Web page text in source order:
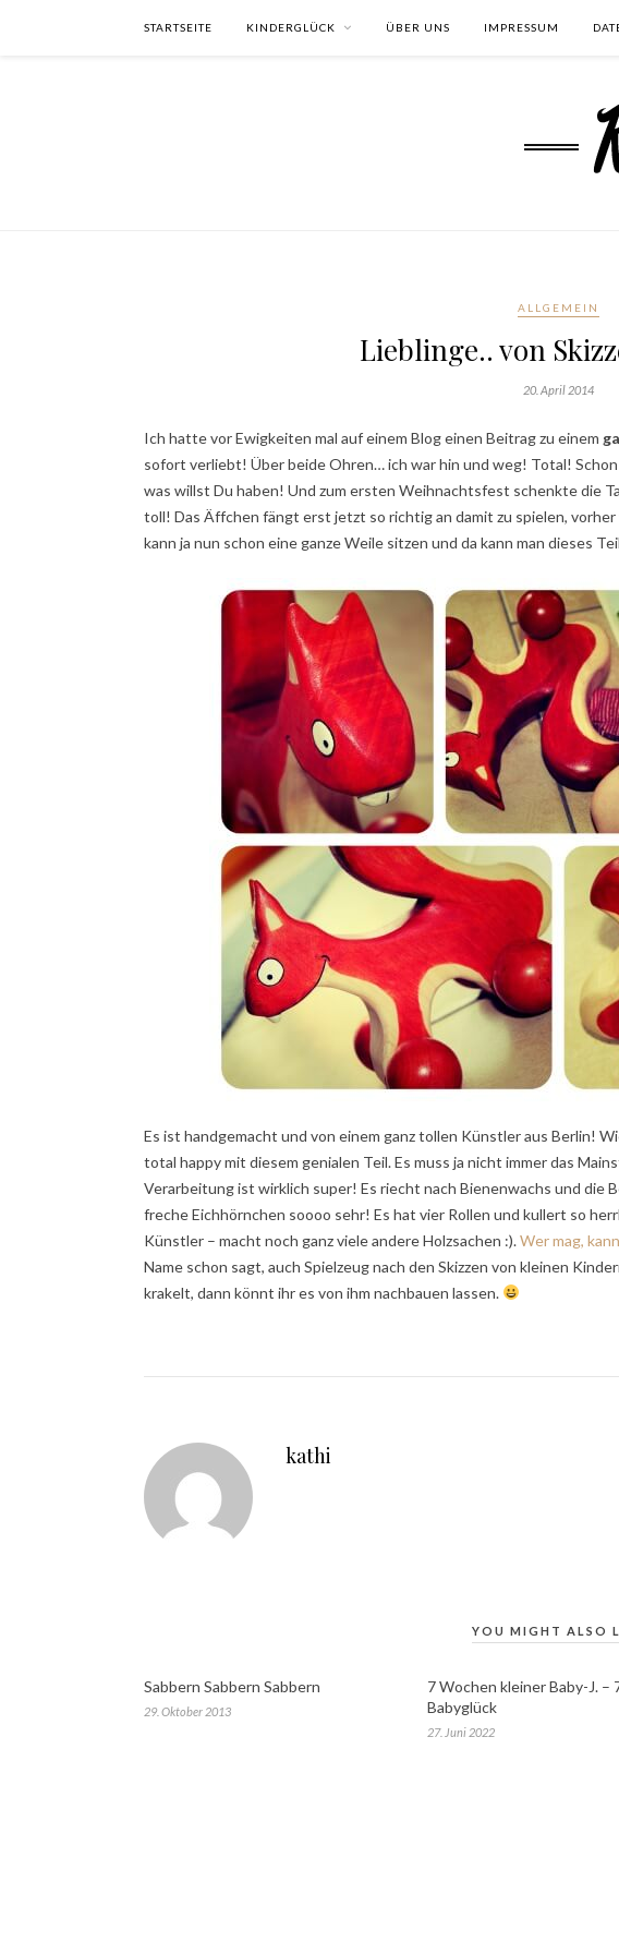
STARTSEITE KINDERGLÜCK ÜBER UNS IMPRESSUM
ALLGEMEIN
Lieblinge.. von
20. April 2014
Ich hatte vor Ewigkeiten mal auf einem Blog einen Beitrag zu einem
sofort verliebt! Über beide Ohren… ich war hin und weg! Total!
was willst Du haben! Und zum ersten Weihnachtsfest schenkte die
toll! Das Äffchen fängt erst jetzt so richtig an damit zu spielen,
kann ja nun schon eine ganze Weile sitzen und da kann man dieses
Es ist handgemacht und von einem ganz tollen Künstler aus Berlin!
total happy mit diesem genialen Teil. Es muss ja nicht immer das
Verarbeitung ist wirklich super! Es riecht nach Bienenwachs und die
freche Eichhörnchen soooo sehr! Es hat vier Rollen und kullert so
Künstler – macht noch ganz viele andere Holzsachen :).Wer mag,
Name schon sagt, auch Spielzeug nach den Skizzen von kleinen
krakelt, dann könnt ihr es von ihm nachbauen lassen.
kathi
YOU MIGHT ALSO
Sabbern Sabbern Sabbern
29. Oktober 2013
7 Wochen kleiner Baby-J. –
Babyglück
27. Juni 2022